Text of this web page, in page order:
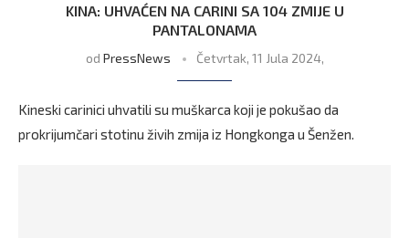
KINA: UHVAĆEN NA CARINI SA 104 ZMIJE U
PANTALONAMA
od PressNews Četvrtak, 11 Jula 2024,
Kineski carinici uhvatili su muškarca koji je pokušao da
prokrijumčari stotinu živih zmija iz Hongkonga u Šenžen.